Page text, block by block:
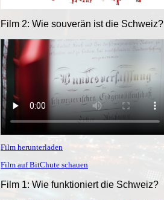
Film 2: Wie souverän ist die Schweiz?
Film herunterladen
Film auf BitChute schauen
Film 1: Wie funktioniert die Schweiz?